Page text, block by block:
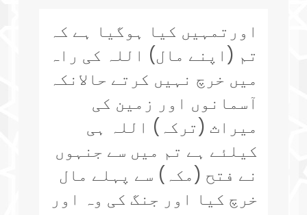
اورتمہیں کیا ہوگیا ہے کہ
تم (اپنے مال) اللہ کی راہ
میں خرچ نہیں کرتے حالانکہ
آسمانوں اور زمین کی
میراث (ترکہ) اللہ ہی
کیلئے ہے تم میں سے جنہوں
نے فتح (مکہ) سے پہلے مال
خرچ کیا اور جنگ کی وہ اور